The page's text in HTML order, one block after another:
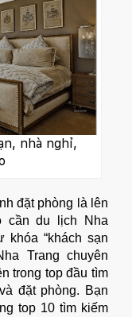
nhà nghỉ,
đặt phòng là lên
cần du lịch Nha
khóa “khách sạn
Trang chuyên
trong top đầu tìm
đặt phòng. Bạn
top 10 tìm kiếm